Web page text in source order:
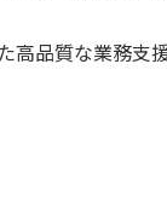
品質な業務支